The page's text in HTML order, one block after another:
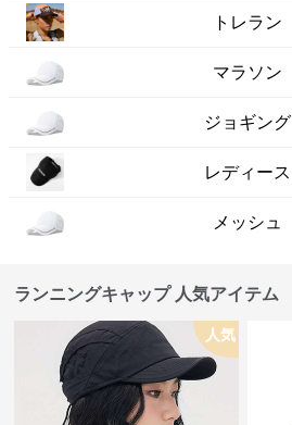
トレラン
マラソン
ジョギング
レディース
メッシュ
ランニングキャップ 人気アイテム
人気